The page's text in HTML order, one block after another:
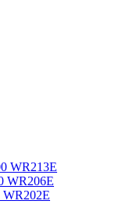
WR213E
WR206E